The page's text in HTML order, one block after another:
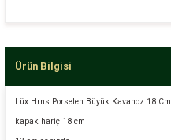
Ürün Bilgisi
Lüx Hrns Porselen Büyük Kavanoz 18 Cm
kapak hariç 18 cm